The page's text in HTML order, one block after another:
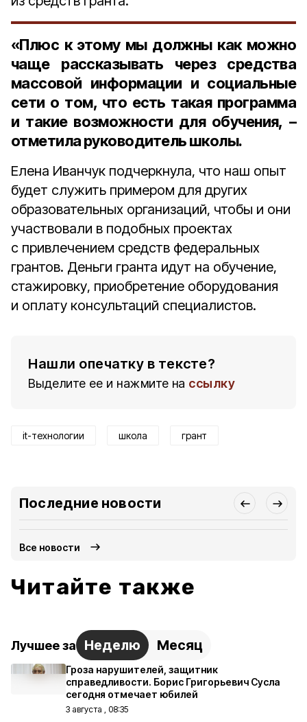
«Плюс к этому мы должны как можно
чаще рассказывать через средства
массовой информации и социальные
сети о том, что есть такая программа
и такие возможности для обучения, –
отметила руководитель школы.
Елена Иванчук подчеркнула, что наш опыт
будет служить примером для других
образовательных организаций, чтобы и они
участвовали в подобных проектах
с привлечением средств федеральных
грантов. Деньги гранта идут на обучение,
стажировку, приобретение оборудования
и оплату консультаций специалистов.
Нашли опечатку в тексте?
Выделите ее и нажмите на ссылку
it-технологии школа грант
Последние новости
Все новости
Читайте также
Лучшее за Неделю Месяц
Гроза нарушителей, защитник
справедливости. Борис Григорьевич Сусла
сегодня отмечает юбилей
3 августа , 08:35